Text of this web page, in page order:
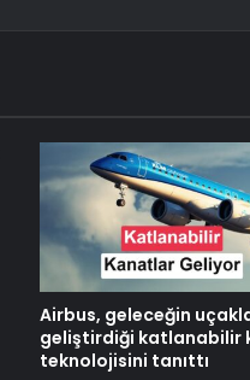
Airbus, geleceğin
geliştirdiği katlanabilir
teknolojisini tanıttı